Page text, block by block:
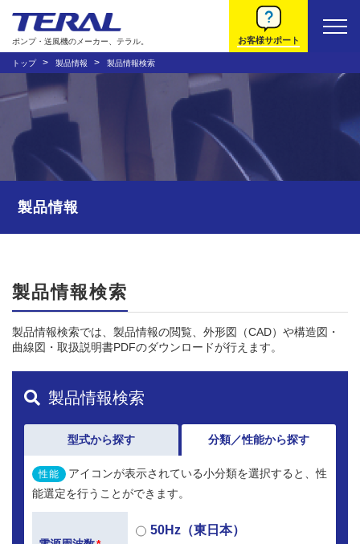
ポンプ・送風機のメーカー、テラル。 お客様サポート
トップ 製品情報 製品情報検索
製品情報
製品情報検索
製品情報検索では、製品情報の閲覧、外形図（CAD）や構造図・
曲線図・取扱説明書PDFのダウンロードが行えます。
製品情報検索
型式から探す 分類／性能から探す
性能
アイコンが表示されている小分類を選択すると、性
能選定を行うことができます。
50Hz（東日本）